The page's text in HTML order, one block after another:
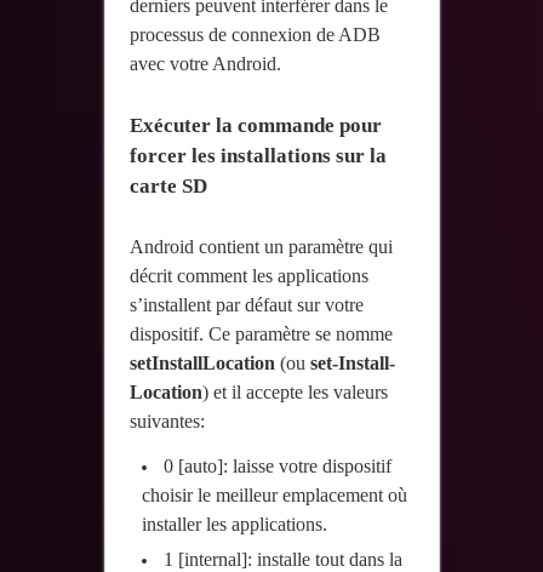
derniers peuvent interférer dans le
processus de connexion de ADB
avec votre Android.
Exécuter la commande pour
forcer les installations sur la
carte SD
Android contient un paramètre qui
décrit comment les applications
s’installent par défaut sur votre
dispositif. Ce paramètre se nomme
setInstallLocation (ou set-Install-
Location) et il accepte les valeurs
suivantes:
0 [auto]: laisse votre dispositif
choisir le meilleur emplacement où
installer les applications.
1 [internal]: installe tout dans la